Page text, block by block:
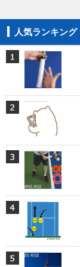
人気ランキング